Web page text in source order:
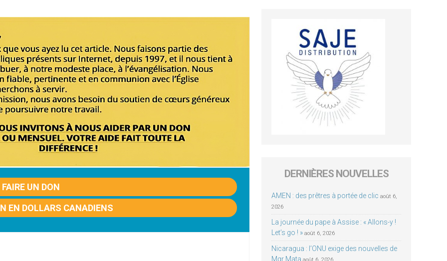
FAIRE UN DON
EN DOLLARS CANADIENS
DERNIÈRES NOUVELLES
AMEN : des prêtres à portée de clic août 6,
2026
La journée du pape à Assise : « Allons-y !
Let’s go ! » août 6, 2026
Nicaragua : l’ONU exige des nouvelles de
Mgr Mata